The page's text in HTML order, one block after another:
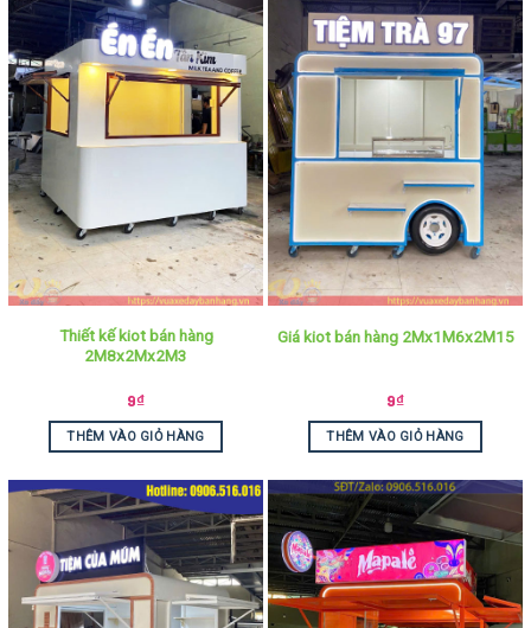
Thiết kế kiot bán hàng
2M8x2Mx2M3
9₫
THÊM VÀO GIỎ HÀNG
Giá kiot bán hàng 2Mx1M6x2M15
9₫
THÊM VÀO GIỎ HÀNG